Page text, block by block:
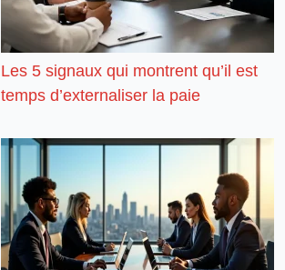
Les 5 signaux qui montrent qu’il est
temps d’externaliser la paie